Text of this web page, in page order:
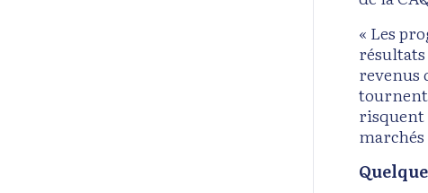
« Les
résultats
revenus
tournent
risquent
marchés